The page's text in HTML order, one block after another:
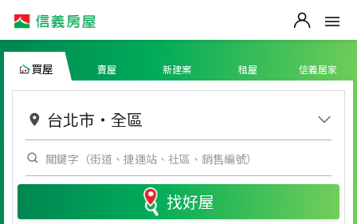
買屋 賣屋 新建案 租屋 信義居家
台北市 ・ 全區
找好屋